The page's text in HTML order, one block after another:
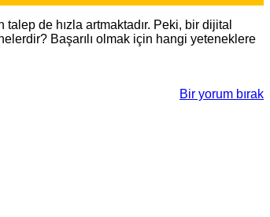
de hızla artmaktadır. Peki, bir dijital
Başarılı olmak için hangi yeteneklere
Bir yorum bırak